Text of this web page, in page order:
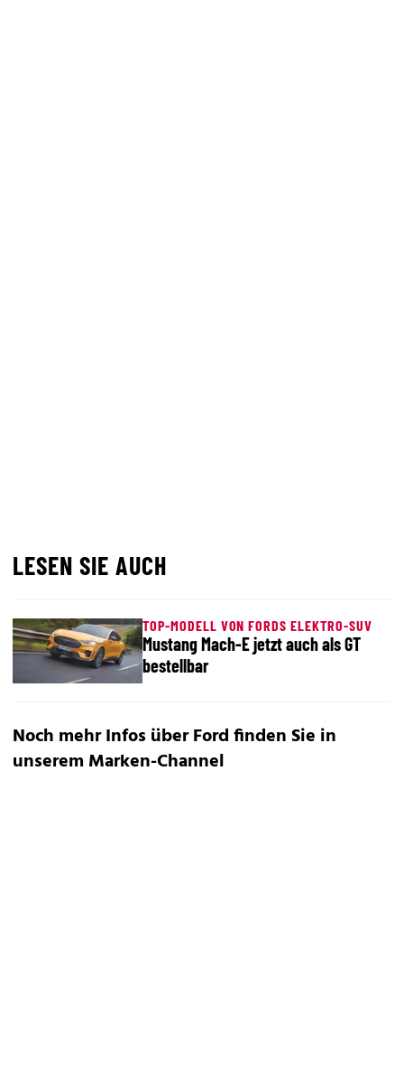
LESEN SIE AUCH
TOP-MODELL VON FORDS ELEKTRO-SUV
Mustang Mach-E jetzt auch als GT
bestellbar
Noch mehr Infos über Ford finden Sie in
unserem Marken-Channel